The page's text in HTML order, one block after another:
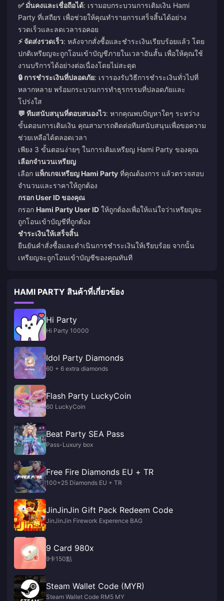
✅ มั่นคงและเชื่อถือได้: เรามอบกระบวนการเติมเงิน Hami
Party ที่เสถียร เพื่อช่วยให้คุณทำรายการเสร็จสิ้นได้อย่าง
รวดเร็วและลดเวลารอคอย
⚡ จัดส่งรวดเร็ว: หลังจากสั่งซื้อและชำระเงินเรียบร้อยแล้ว โดย
ปกติเหรียญจะถูกโอนเข้าบัญชีภายในเวลาอันสั้น เพื่อให้คุณใช้
งานบริการได้อย่างต่อเนื่องโดยไม่สะดุด
🔒 การชำระเงินที่ปลอดภัย: เรารองรับวิธีการชำระเงินทั่วไปที่
หลากหลาย พร้อมกระบวนการทำธุรกรรมที่ปลอดภัยและ
โปร่งใส
💬 ทีมสนับสนุนที่ตอบสนองไว: หากคุณพบปัญหาใดๆ ระหว่าง
ขั้นตอนการเติมเงิน คุณสามารถติดต่อทีมสนับสนุนเพื่อขอความ
ช่วยเหลือได้ตลอดเวลา
เพียง 3 ขั้นตอนง่ายๆ ในการเติมเหรียญ Hami Party ของคุณ
เลือกจำนวนเหรียญ
เลือก แพ็กเกจเหรียญ Hami Party ที่คุณต้องการ แล้วตรวจสอบ
จำนวนและราคาให้ถูกต้อง
กรอก User ID ของคุณ
กรอก Hami Party User ID ให้ถูกต้องเพื่อให้แน่ใจว่าเหรียญจะ
ถูกโอนเข้าบัญชีที่ถูกต้อง
ชำระเงินให้เสร็จสิ้น
ยืนยันคำสั่งซื้อและดำเนินการชำระเงินให้เรียบร้อย จากนั้น
เหรียญจะถูกโอนเข้าบัญชีของคุณทันที
HAMI PARTY สินค้าที่เกี่ยวข้อง
Hi Party
Hi Party 10000
Idol Party Diamonds
60 + 6 extra diamonds
Flash Party LuckyCoin
60 LuckyCoin
Beat Party SEA Pass
Pass-Luxury box
Free Fire Diamonds EU + TR
100+25 Diamonds EU + TR
JinJinJin Gift Pack Redeem Code
JinJinJin Firework Experence BAG
9 Card 980x
9卡150點
Steam Wallet Code (MYR)
Steam Wallet Code RM5 MY